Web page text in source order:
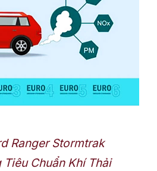
Ranger Stormtrak
Chuẩn Khí Thải